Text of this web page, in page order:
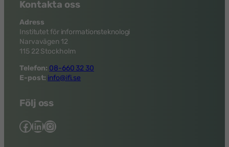
Kontakta oss
Adress
Institutet för informationsteknologi
Narvavägen 12
115 22 Stockholm
Telefon: 08-660 32 30
E-post: info@ifi.se
Följ oss
Facebook LinkedIn Instagram